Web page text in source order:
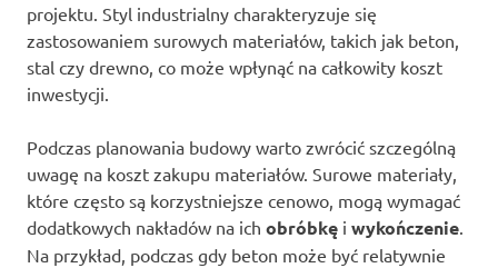
projektu. Styl industrialny charakteryzuje się
zastosowaniem surowych materiałów, takich jak beton,
stal czy drewno, co może wpłynąć na całkowity koszt
inwestycji.
Podczas planowania budowy warto zwrócić szczególną
uwagę na koszt zakupu materiałów. Surowe materiały,
które często są korzystniejsze cenowo, mogą wymagać
dodatkowych nakładów na ich obróbkę i wykończenie
Na przykład, podczas gdy beton może być relatywnie